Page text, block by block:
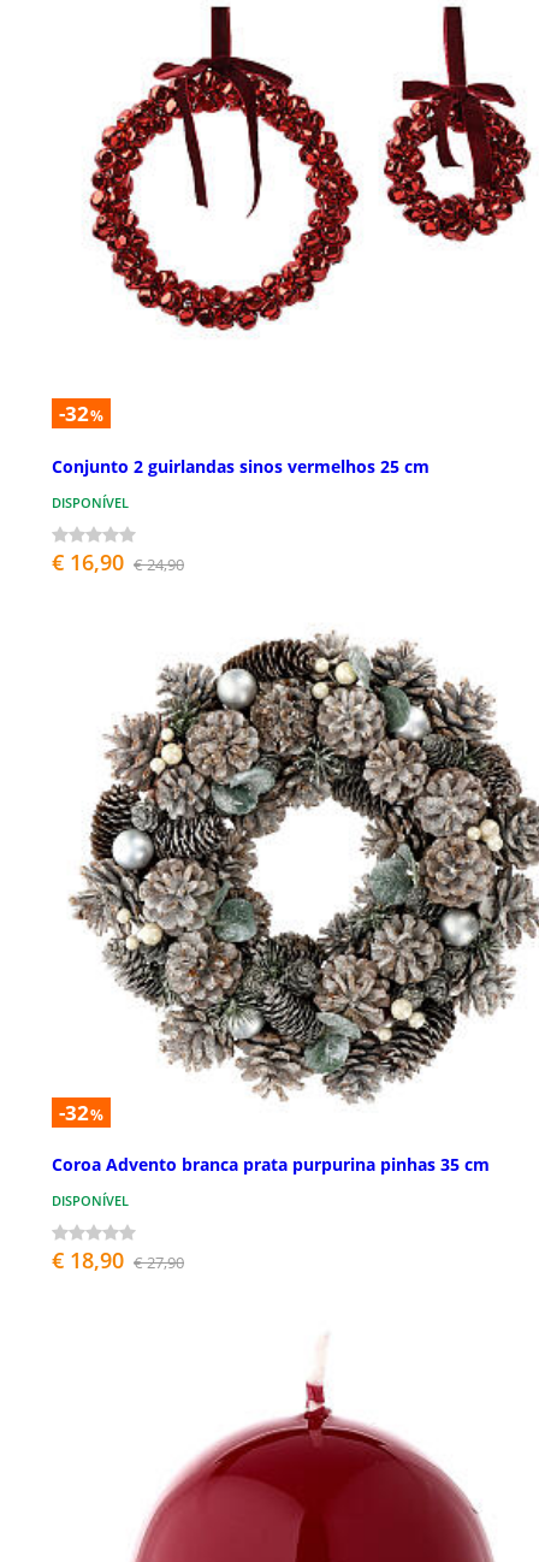
-32%
Conjunto 2 guirlandas sinos vermelhos 25 cm
DISPONÍVEL
€ 16,90 € 24,90
-32%
Coroa Advento branca prata purpurina pinhas 35 cm
DISPONÍVEL
€ 18,90 € 27,90